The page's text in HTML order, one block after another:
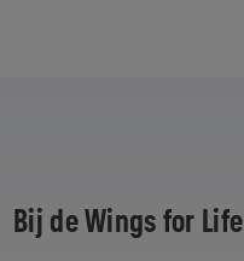
Bij de Wings for